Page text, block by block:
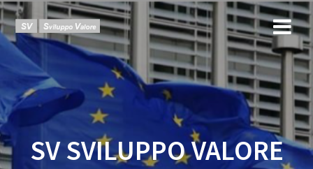
SV SVILUPPO VALORE